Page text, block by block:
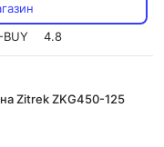
BUY
4.8
Zitrek ZKG450-125